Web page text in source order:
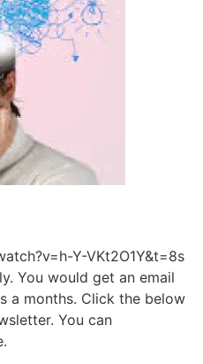
Y-VKt2O1Y&t=8s
You would get an email
a months. Click the below
You can